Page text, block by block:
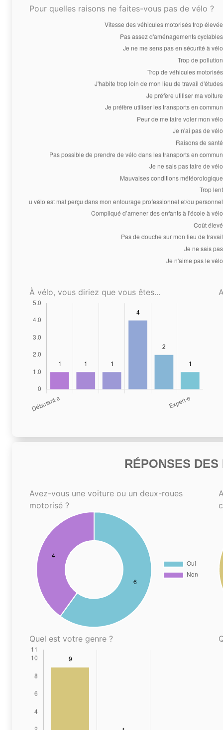
Pour quelles raisons ne faites-vous pas de vélo ?
À vélo, vous diriez que vous êtes...
RÉPONSES
Avez-vous une voiture ou un deux-roues
motorisé ?
Quel est votre genre ?